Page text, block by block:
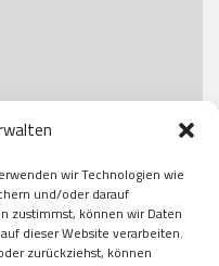
wir Technologien wie
und/oder darauf
zustimmst, können wir Daten
dieser Website verarbeiten.
zurückziehst, können